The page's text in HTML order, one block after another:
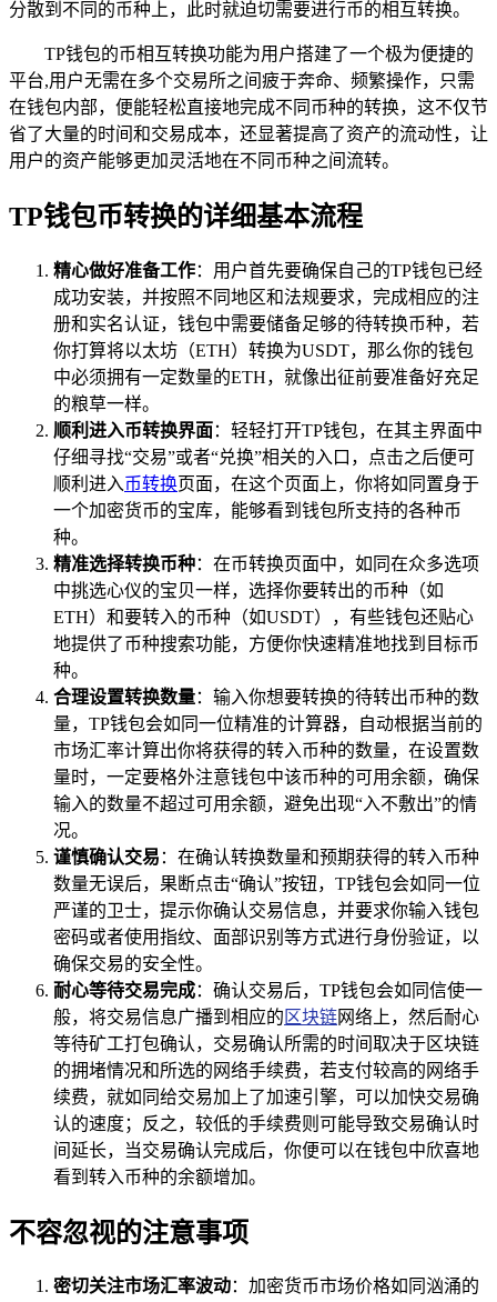
分散到不同的币种上，此时就迫切需要进行币的相互转换。
TP钱包的币相互转换功能为用户搭建了一个极为便捷的
平台,用户无需在多个交易所之间疲于奔命、频繁操作，只需
在钱包内部，便能轻松直接地完成不同币种的转换，这不仅节
省了大量的时间和交易成本，还显著提高了资产的流动性，让
用户的资产能够更加灵活地在不同币种之间流转。
TP钱包币转换的详细基本流程
精心做好准备工作：用户首先要确保自己的TP钱包已经
成功安装，并按照不同地区和法规要求，完成相应的注
册和实名认证，钱包中需要储备足够的待转换币种，若
你打算将以太坊（ETH）转换为USDT，那么你的钱包
中必须拥有一定数量的ETH，就像出征前要准备好充足
的粮草一样。
顺利进入币转换界面：轻轻打开TP钱包，在其主界面中
仔细寻找“交易”或者“兑换”相关的入口，点击之后便可
顺利进入币转换页面，在这个页面上，你将如同置身于
一个加密货币的宝库，能够看到钱包所支持的各种币
种。
精准选择转换币种：在币转换页面中，如同在众多选项
中挑选心仪的宝贝一样，选择你要转出的币种（如
ETH）和要转入的币种（如USDT），有些钱包还贴心
地提供了币种搜索功能，方便你快速精准地找到目标币
种。
合理设置转换数量：输入你想要转换的待转出币种的数
量，TP钱包会如同一位精准的计算器，自动根据当前的
市场汇率计算出你将获得的转入币种的数量，在设置数
量时，一定要格外注意钱包中该币种的可用余额，确保
输入的数量不超过可用余额，避免出现“入不敷出”的情
况。
谨慎确认交易 ：在确认转换数量和预期获得的转入币种
数量无误后，果断点击“确认”按钮，TP钱包会如同一位
严谨的卫士，提示你确认交易信息，并要求你输入钱包
密码或者使用指纹、面部识别等方式进行身份验证，以
确保交易的安全性。
耐心等待交易完成：确认交易后，TP钱包会如同信使一
般，将交易信息广播到相应的 区块链网络上，然后耐心
等待矿工打包确认，交易确认所需的时间取决于区块链
的拥堵情况和所选的网络手续费，若支付较高的网络手
续费，就如同给交易加上了加速引擎，可以加快交易确
认的速度；反之，较低的手续费则可能导致交易确认时
间延长，当交易确认完成后，你便可以在钱包中欣喜地
看到转入币种的余额增加。
不容忽视的注意事项
密切关注市场汇率波动：加密货币市场价格如同汹涌的